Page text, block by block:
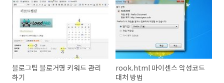
블로그팁 블로거명 키워드 관리
하기
rook.html 마이센스 악성코드
대처 방법